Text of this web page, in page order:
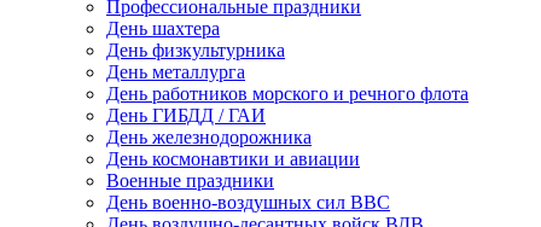
Профессиональные праздники
День шахтера
День физкультурника
День металлурга
День работников морского и речного флота
День ГИБДД / ГАИ
День железнодорожника
День космонавтики и авиации
Военные праздники
День военно-воздушных сил ВВС